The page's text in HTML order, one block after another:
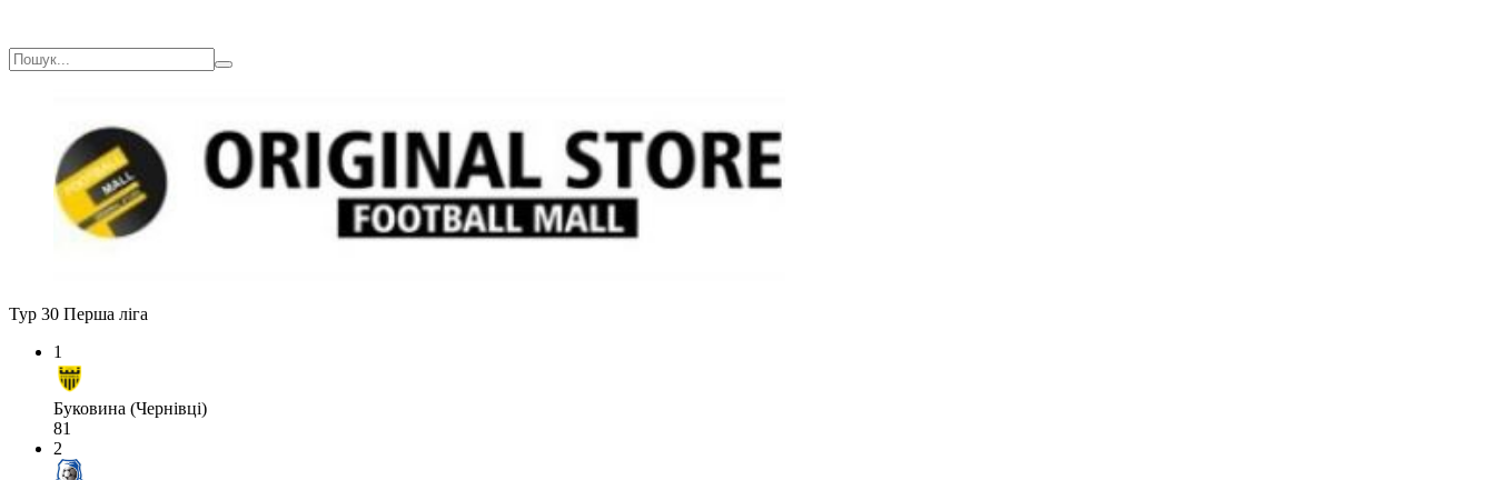
Тур 30 Перша ліга
1
Буковина (Чернівці)
81
2